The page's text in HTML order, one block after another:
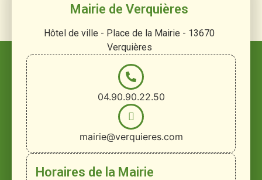
Mairie de Verquières
Hôtel de ville - Place de la Mairie - 13670
Verquières
04.90.90.22.50
mairie@verquieres.com
Horaires de la Mairie